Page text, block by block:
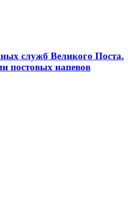
служб Великого Поста.
постовых напевов